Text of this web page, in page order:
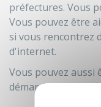
préfectures. Vous
Vous pouvez être
si vous rencontrez
d'internet.
Vous pouvez aussi
démarche par une